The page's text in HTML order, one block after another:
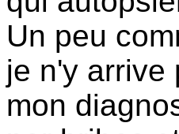
Un peu
je n'y arrive
mon